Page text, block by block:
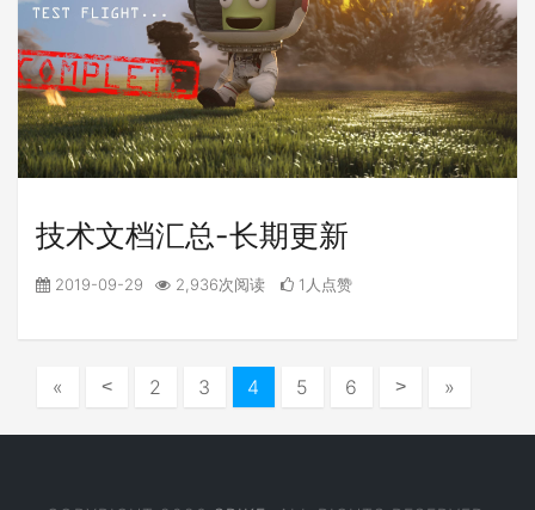
技术文档汇总-长期更新
2019-09-29 2,936次阅读 1人点赞
« < 2 3 4 5 6 > »